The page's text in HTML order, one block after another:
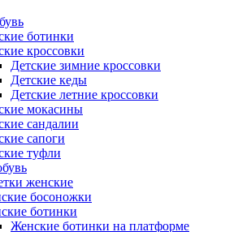
ботинки
кроссовки
Детские зимние кроссовки
Детские кеды
Детские летние кроссовки
мокасины
сандалии
сапоги
туфли
женские
босоножки
ботинки
Женские ботинки на платформе